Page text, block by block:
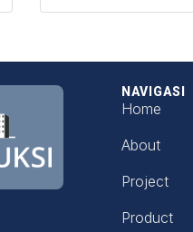
NAVIGASI
Home
About
Project
Product